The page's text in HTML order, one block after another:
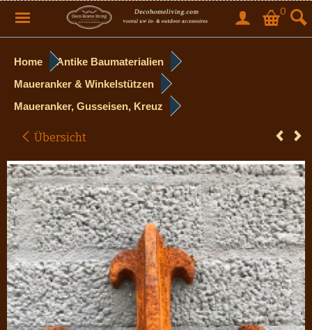
0
Home
Antike Baumaterialien
Maueranker & Winkelstützen
Maueranker, Gusseisen, Kreuz
Übersicht